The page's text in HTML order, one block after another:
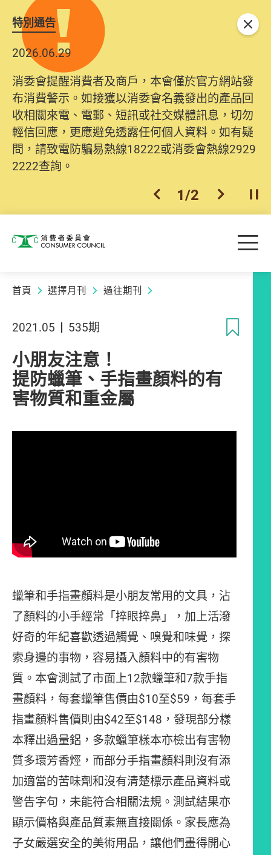
特別通告
2026.06.29
消委會提醒消費者及商戶，本會僅於官方網站發
布消費警示。如接獲以消委會名義發出的產品回
收相關來電、電郵、短訊或社交媒體訊息，切勿
輕信回應，更應避免透露任何個人資料。如有疑
問，請致電防騙易熱線18222或消委會熱線2929
2222查詢。
上一個
1/2 下一個開
關閉
消費者委員會 目
首頁 選擇月刊 過往期刊
2021.05 535期
小朋友注意！
提防蠟筆、手指畫顏料的有
害物質和重金屬
蠟筆和手指畫顏料是小朋友常用的文具，沾
了顏料的小手經常「捽眼捽鼻」，加上活潑
好奇的年紀喜歡透過觸覺、嗅覺和味覺，探
索身邊的事物，容易攝入顏料中的有害物
質。本會測試了市面上12款蠟筆和7款手指
畫顏料，每套蠟筆售價由$10至$59，每套手
指畫顏料售價則由$42至$148，發現部分樣
本釋出過量鋁，多款蠟筆樣本亦檢出有害物
質多環芳香烴，而部分手指畫顏料則沒有添
加適當的苦味劑和沒有清楚標示產品資料或
警告字句，未能符合相關法規。測試結果亦
顯示價格與產品質素無直接關係。家長應為
子女嚴選安全的美術用品，讓他們畫得開心